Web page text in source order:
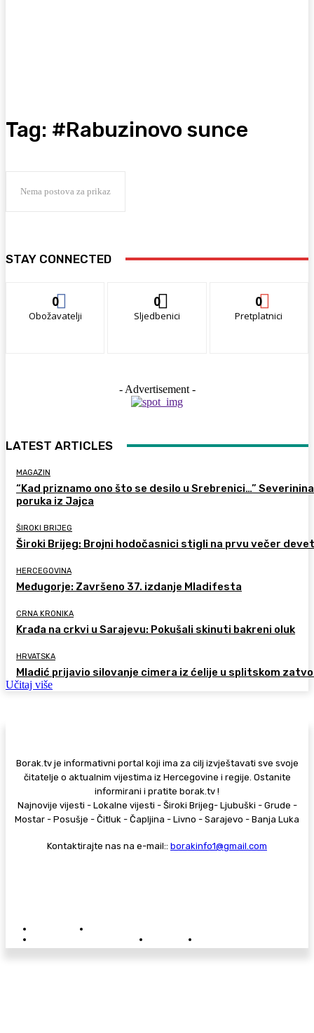
Tag: #Rabuzinovo sunce
Nema postova za prikaz
STAY CONNECTED
0
Obožavatelji
0
Sljedbenici
0
Pretplatnici
- Advertisement -
LATEST ARTICLES
MAGAZIN
“Kad priznamo ono što se desilo u Srebrenici…” Severinina
poruka iz Jajca
ŠIROKI BRIJEG
Široki Brijeg: Brojni hodočasnici stigli na prvu večer
HERCEGOVINA
Međugorje: Završeno 37. izdanje Mladifesta
CRNA KRONIKA
Krađa na crkvi u Sarajevu: Pokušali skinuti bakreni oluk
HRVATSKA
Mladić prijavio silovanje cimera iz ćelije u splitskom
Učitaj više
Borak.tv je informativni portal koji ima za cilj izvještavati sve svoje
čitatelje o aktualnim vijestima iz Hercegovine i regije. Ostanite
informirani i pratite borak.tv !
Najnovije vijesti - Lokalne vijesti - Široki Brijeg- Ljubuški - Grude -
Mostar - Posušje - Čitluk - Čapljina - Livno - Sarajevo - Banja Luka
Kontaktirajte nas na e-mail:: borakinfo1@gmail.com